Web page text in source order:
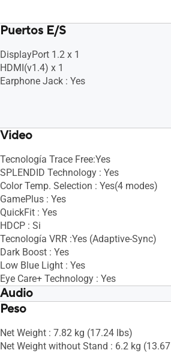
Puertos E/S
DisplayPort 1.2 x 1
HDMI(v1.4) x 1
Earphone Jack : Yes
Video
Tecnología Trace Free:Yes
SPLENDID Technology : Yes
Color Temp. Selection : Yes(4 modes)
GamePlus : Yes
QuickFit : Yes
HDCP : Si
Tecnología VRR :Yes (Adaptive-Sync)
Dark Boost : Yes
Low Blue Light : Yes
Eye Care+ Technology : Yes
Audio
Speaker : Yes(2Wx2)
Peso
Net Weight : 7.82 kg (17.24 lbs)
Net Weight without Stand : 6.2 kg (13.67